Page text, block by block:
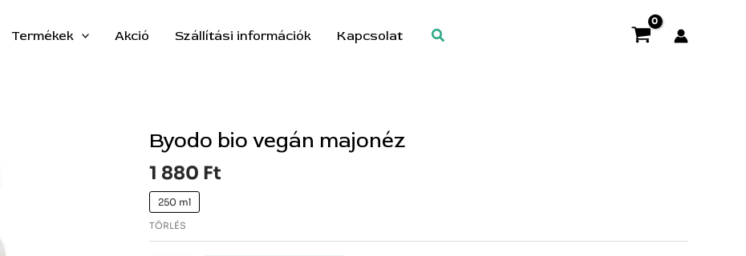
Termékek Akció Szállítási információk Kapcsolat Search
Byodo bio vegán majonéz
1 880 Ft
250 ml
TÖRLÉS
Byodo
bio
vegán
majonéz
mennyiség